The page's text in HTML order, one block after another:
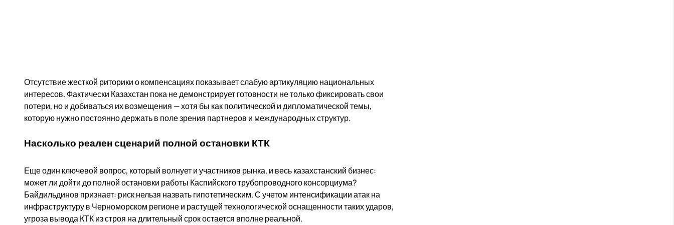
Отсутствие жесткой риторики о компенсациях показывает слабую артикуляцию национальных
интересов. Фактически Казахстан пока не демонстрирует готовности не только фиксировать свои
потери, но и добиваться их возмещения — хотя бы как политической и дипломатической темы,
которую нужно постоянно держать в поле зрения партнеров и международных структур.
Насколько реален сценарий полной остановки КТК
Еще один ключевой вопрос, который волнует и участников рынка, и весь казахстанский бизнес:
может ли дойти до полной остановки работы Каспийского трубопроводного консорциума?
Байдильдинов признает: риск нельзя назвать гипотетическим. С учетом интенсификации атак на
инфраструктуру в Черноморском регионе и растущей технологической оснащенности таких ударов,
угроза вывода КТК из строя на длительный срок остается вполне реальной.